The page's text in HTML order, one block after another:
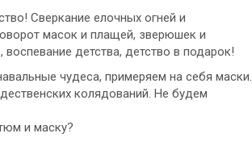
Сверкание елочных огней и
масок и плащей, зверюшек и
детства, детство в подарок!
чудеса, примеряем на себя маски.
колядований. Не будем
и маску?